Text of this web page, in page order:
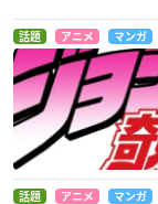
話題 アニメ マンガ
話題 アニメ マンガ